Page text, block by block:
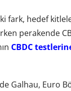
fark, hedef
perakende
CBDC
Galhau, Euro